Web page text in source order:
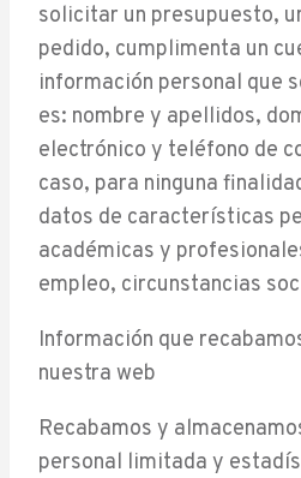
solicitar un presupuesto,
pedido, cumplimenta un
información personal que
es: nombre y apellidos,
electrónico y teléfono de
caso, para ninguna
datos de características
académicas y
empleo, circunstancias
Información que
nuestra web
Recabamos y
personal limitada y